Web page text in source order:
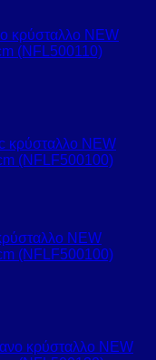
κρύσταλλο NEW
(NFL500110)
NEW
(NFLF500100)